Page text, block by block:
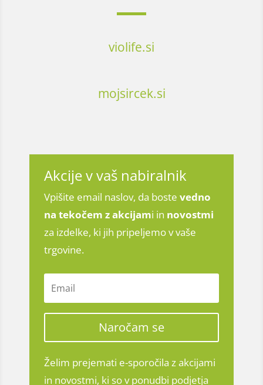
violife.si
mojsircek.si
Akcije v vaš nabiralnik
Vpišite email naslov, da boste vedno
na tekočem zakcijami in novostmi
za izdelke, ki jih pripeljemo v vaše
trgovine.
Naročam se
Želim prejemati e-sporočila z akcijami
in novostmi, ki so v ponudbi podjetja